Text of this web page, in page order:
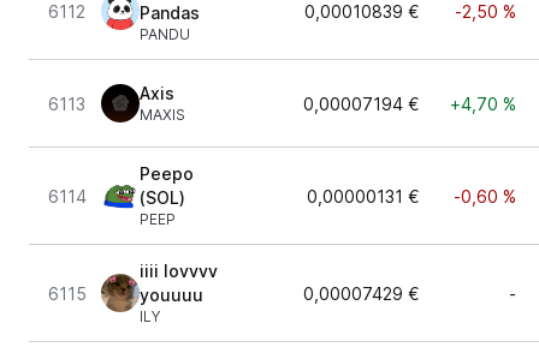
6112
Pandas
PANDU
0,00010839 € -2,50 %
6113
Axis
MAXIS
0,00007194 € +4,70 %
6114
Peepo
(SOL)
PEEP
0,00000131 € -0,60 %
6115
iiii lovvvv
youuuu
ILY
0,00007429 € -